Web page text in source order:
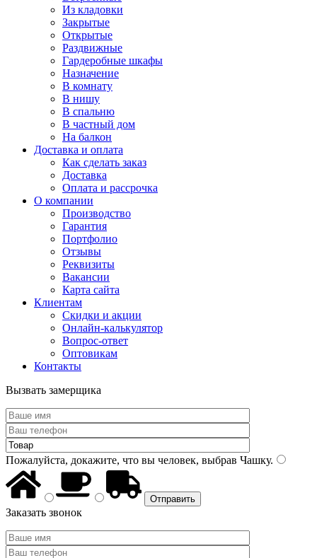
Из кладовки
Закрытые
Открытые
Раздвижные
Гардеробные шкафы
Назначение
В комнату
В нишу
В спальню
В частный дом
На балкон
Доставка и оплата
Как сделать заказ
Доставка
Оплата и рассрочка
О компании
Производство
Гарантия
Портфолио
Отзывы
Реквизиты
Вакансии
Карта сайта
Клиентам
Скидки и акции
Онлайн-калькулятор
Вопрос-ответ
Оптовикам
Контакты
Вызвать замерщика
Пожалуйста, докажите, что вы человек, выбрав Чашку.
Заказать звонок